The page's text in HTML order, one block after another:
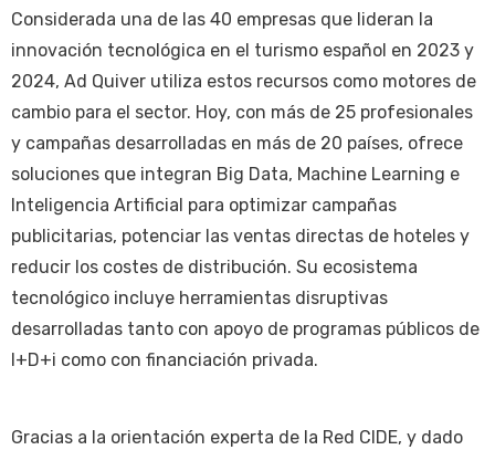
Considerada una de las 40 empresas que lideran la
innovación tecnológica en el turismo español en 2023 y
2024, Ad Quiver utiliza estos recursos como motores de
cambio para el sector. Hoy, con más de 25 profesionales
y campañas desarrolladas en más de 20 países, ofrece
soluciones que integran Big Data, Machine Learning e
Inteligencia Artificial para optimizar campañas
publicitarias, potenciar las ventas directas de hoteles y
reducir los costes de distribución. Su ecosistema
tecnológico incluye herramientas disruptivas
desarrolladas tanto con apoyo de programas públicos de
I+D+i como con financiación privada.
Gracias a la orientación experta de la Red CIDE, y dado